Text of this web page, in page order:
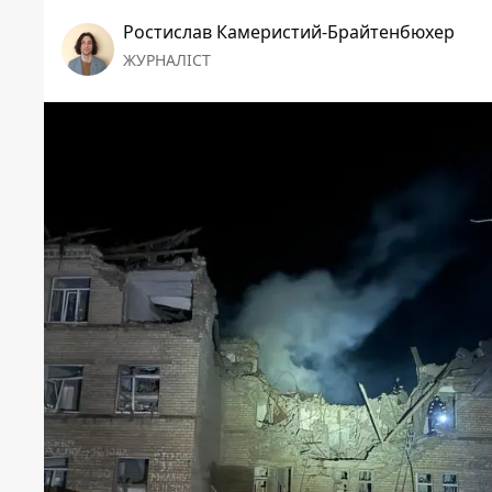
Ростислав Камеристий-Брайтенбюхер
ЖУРНАЛІСТ